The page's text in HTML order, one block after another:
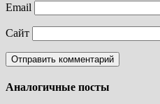
Email
Сайт
Аналогичные посты